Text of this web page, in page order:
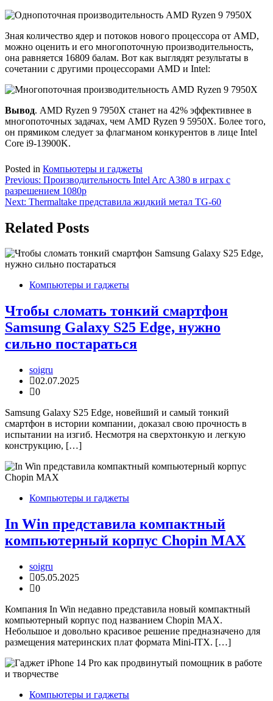
Зная количество ядер и потоков нового процессора от AMD,
можно оценить и его многопоточную производительность,
она равняется 16809 балам. Вот как выглядят результаты в
сочетании с другими процессорами AMD и Intel:
Вывод. AMD Ryzen 9 7950X станет на 42% эффективнее в
многопоточных задачах, чем AMD Ryzen 9 5950X. Более того,
он прямиком следует за флагманом конкурентов в лице Intel
Core i9-13900K.
Posted in Компьютеры и гаджеты
Навигация
по
Previous: Производительность Intel Arc A380 в играх с
разрешением 1080p
Next: Thermaltake представила жидкий метал TG-60
Related Posts
Компьютеры и гаджеты
Чтобы сломать тонкий смартфон
Samsung Galaxy S25 Edge, нужно
сильно постараться
soigru
02.07.2025
0
Samsung Galaxy S25 Edge, новейший и самый тонкий
смартфон в истории компании, доказал свою прочность в
испытании на изгиб. Несмотря на сверхтонкую и легкую
конструкцию, […]
Компьютеры и гаджеты
In Win представила компактный
компьютерный корпус Chopin MAX
soigru
05.05.2025
0
Компания In Win недавно представила новый компактный
компьютерный корпус под названием Chopin MAX.
Небольшое и довольно красивое решение предназначено для
размещения материнских плат формата Mini-ITX. […]
Компьютеры и гаджеты